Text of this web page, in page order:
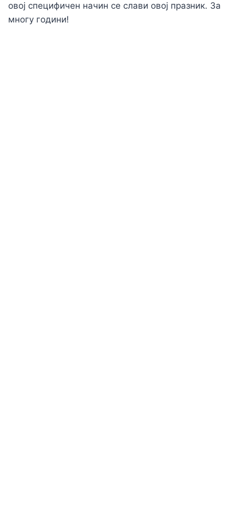
овој специфичен начин се слави овој празник. За
многу години!